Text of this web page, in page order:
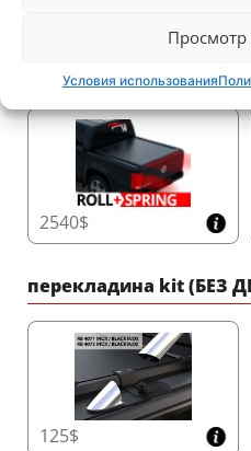
Просмотр
Условия использования
2250$
2540$
перекладина kit (БЕЗ
125$